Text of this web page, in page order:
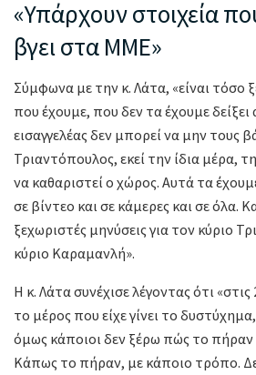
«Υπάρχουν στοιχεία
βγει στα ΜΜΕ»
Σύμφωνα με την κ. Λάτα, «είναι τόσο
που έχουμε, που δεν τα έχουμε
εισαγγελέας δεν μπορεί να μην τους
Τριαντόπουλος, εκεί την ίδια μέρα,
να καθαριστεί ο χώρος. Αυτά τα
σε βίντεο και σε κάμερες και σε όλα.
ξεχωριστές μηνύσεις για τον κύριο
κύριο Καραμανλή».
Η κ. Λάτα συνέχισε λέγοντας ότι
το μέρος που είχε γίνει το
όμως κάποιοι δεν ξέρω πώς το πήραν
Κάπως το πήραν, με κάποιο τρόπο.